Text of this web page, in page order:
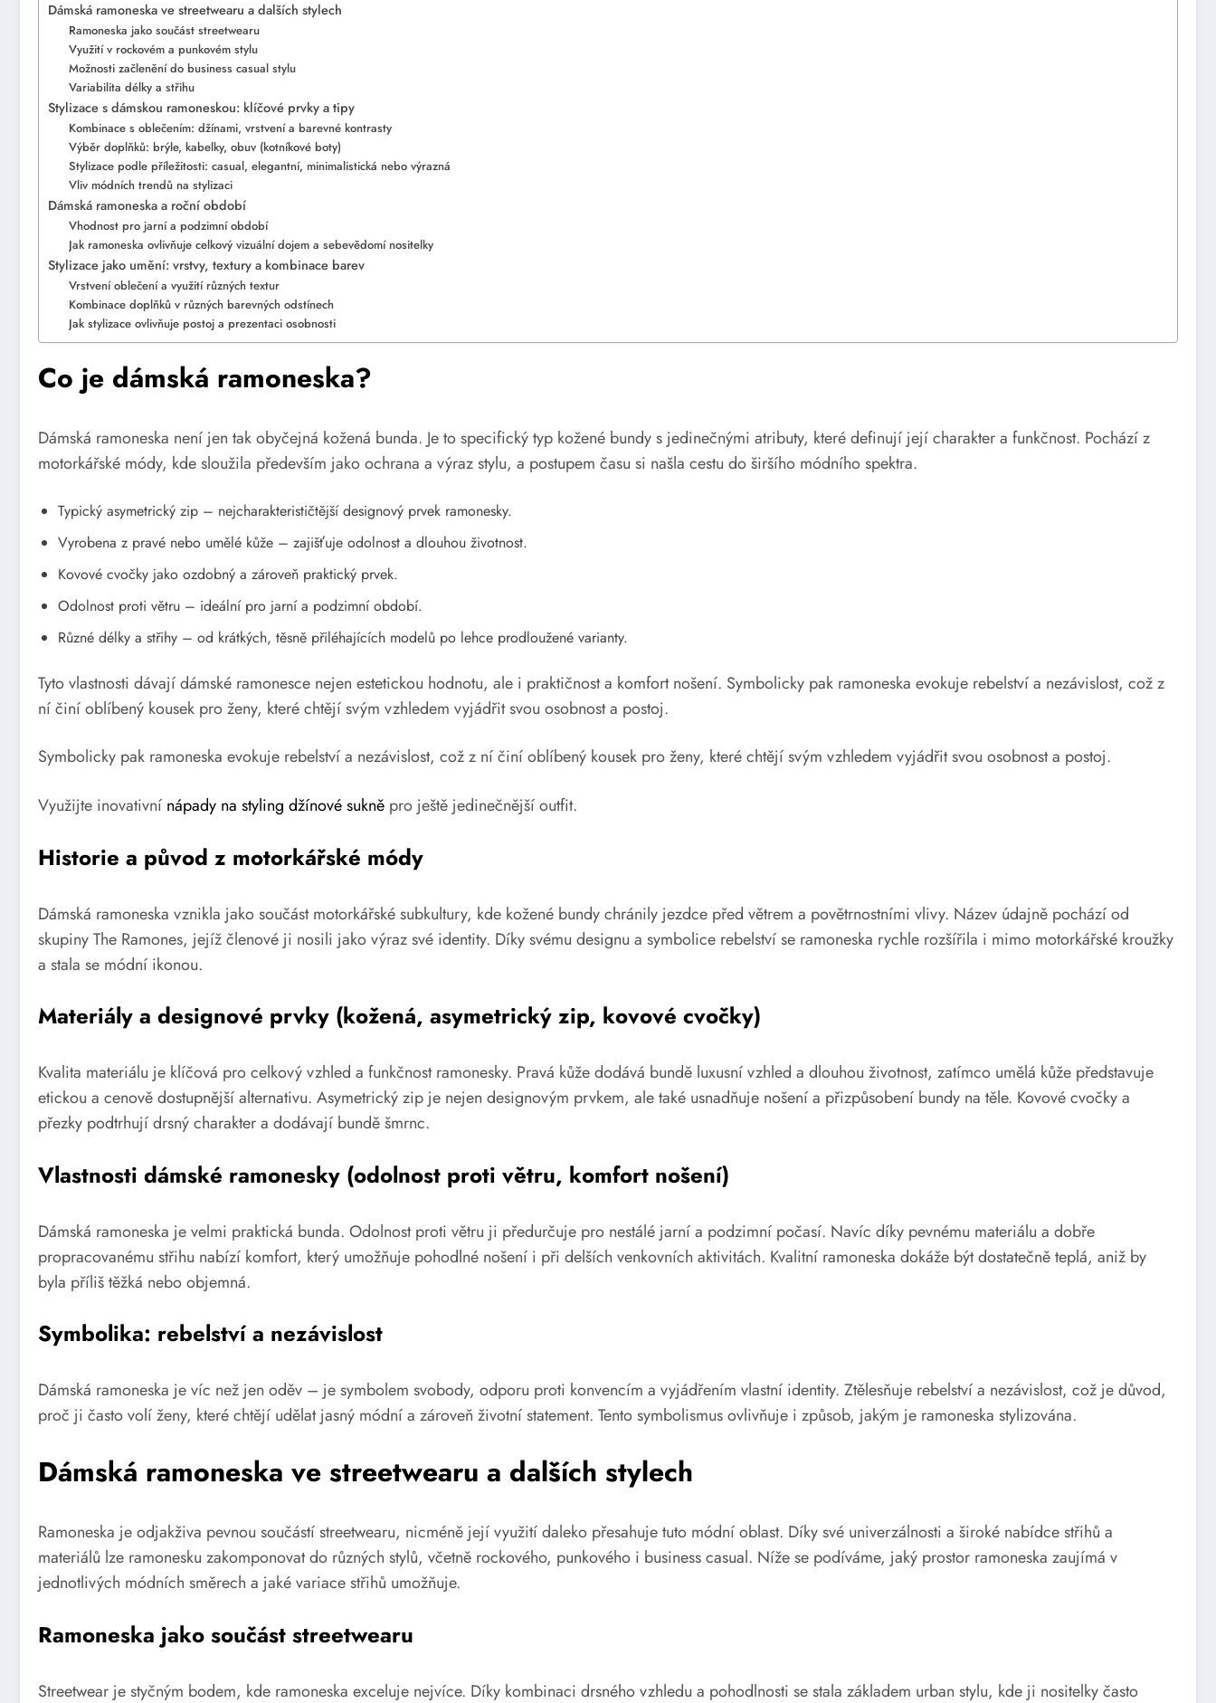
Dámská ramoneska ve streetwearu a dalších stylech
Ramoneska jako součást streetwearu
Využití v rockovém a punkovém stylu
Možnosti začlenění do business casual stylu
Variabilita délky a střihu
Stylizace s dámskou ramoneskou: klíčové prvky a tipy
Kombinace s oblečením: džínami, vrstvení a barevné kontrasty
Výběr doplňků: brýle, kabelky, obuv (kotníkové boty)
Stylizace podle příležitosti: casual, elegantní, minimalistická nebo výrazná
Vliv módních trendů na stylizaci
Dámská ramoneska a roční období
Vhodnost pro jarní a podzimní období
Jak ramoneska ovlivňuje celkový vizuální dojem a sebevědomí nositelky
Stylizace jako umění: vrstvy, textury a kombinace barev
Vrstvení oblečení a využití různých textur
Kombinace doplňků v různých barevných odstínech
Jak stylizace ovlivňuje postoj a prezentaci osobnosti
Co je dámská ramoneska?
Dámská ramoneska není jen tak obyčejná kožená bunda. Je to specifický typ kožené bundy s jedinečnými atributy, které definují její charakter a funkčnost. Pochází z
motorkářské módy, kde sloužila především jako ochrana a výraz stylu, a postupem času si našla cestu do širšího módního spektra.
Typický asymetrický zip – nejcharakterističtější designový prvek ramonesky.
Vyrobena z pravé nebo umělé kůže – zajišťuje odolnost a dlouhou životnost.
Kovové cvočky jako ozdobný a zároveň praktický prvek.
Odolnost proti větru – ideální pro jarní a podzimní období.
Různé délky a střihy – od krátkých, těsně přiléhajících modelů po lehce prodloužené varianty.
Tyto vlastnosti dávají dámské ramonesce nejen estetickou hodnotu, ale i praktičnost a komfort nošení. Symbolicky pak ramoneska evokuje rebelství a nezávislost, což z
ní činí oblíbený kousek pro ženy, které chtějí svým vzhledem vyjádřit svou osobnost a postoj.
Symbolicky pak ramoneska evokuje rebelství a nezávislost, což z ní činí oblíbený kousek pro ženy, které chtějí svým vzhledem vyjádřit svou osobnost a postoj.
Využijte inovativní nápady na styling džínové sukně pro ještě jedinečnější outfit.
Historie a původ z motorkářské módy
Dámská ramoneska vznikla jako součást motorkářské subkultury, kde kožené bundy chránily jezdce před větrem a povětrnostními vlivy. Název údajně pochází od
skupiny The Ramones, jejíž členové ji nosili jako výraz své identity. Díky svému designu a symbolice rebelství se ramoneska rychle rozšířila i mimo motorkářské kroužky
a stala se módní ikonou.
Materiály a designové prvky (kožená, asymetrický zip, kovové cvočky)
Kvalita materiálu je klíčová pro celkový vzhled a funkčnost ramonesky. Pravá kůže dodává bundě luxusní vzhled a dlouhou životnost, zatímco umělá kůže představuje
etickou a cenově dostupnější alternativu. Asymetrický zip je nejen designovým prvkem, ale také usnadňuje nošení a přizpůsobení bundy na těle. Kovové cvočky a
přezky podtrhují drsný charakter a dodávají bundě šmrnc.
Vlastnosti dámské ramonesky (odolnost proti větru, komfort nošení)
Dámská ramoneska je velmi praktická bunda. Odolnost proti větru ji předurčuje pro nestálé jarní a podzimní počasí. Navíc díky pevnému materiálu a dobře
propracovanému střihu nabízí komfort, který umožňuje pohodlné nošení i při delších venkovních aktivitách. Kvalitní ramoneska dokáže být dostatečně teplá, aniž by
byla příliš těžká nebo objemná.
Symbolika: rebelství a nezávislost
Dámská ramoneska je víc než jen oděv – je symbolem svobody, odporu proti konvencím a vyjádřením vlastní identity. Ztělesňuje rebelství a nezávislost, což je důvod,
proč ji často volí ženy, které chtějí udělat jasný módní a zároveň životní statement. Tento symbolismus ovlivňuje i způsob, jakým je ramoneska stylizována.
Dámská ramoneska ve streetwearu a dalších stylech
Ramoneska je odjakživa pevnou součástí streetwearu, nicméně její využití daleko přesahuje tuto módní oblast. Díky své univerzálnosti a široké nabídce střihů a
materiálů lze ramonesku zakomponovat do různých stylů, včetně rockového, punkového i business casual. Níže se podíváme, jaký prostor ramoneska zaujímá v
jednotlivých módních směrech a jaké variace střihů umožňuje.
Ramoneska jako součást streetwearu
Streetwear je styčným bodem, kde ramoneska exceluje nejvíce. Díky kombinaci drsného vzhledu a pohodlnosti se stala základem urban stylu, kde ji nositelky často